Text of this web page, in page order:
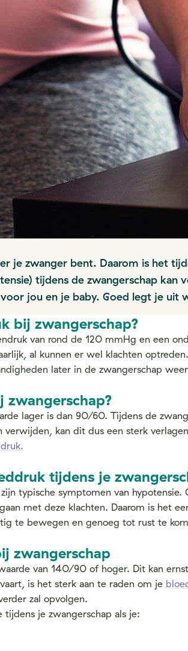
je zwanger bent. Daarom is het
tijdens de zwangerschap
jou en je baby. Goed legt je uit
bij zwangerschap?
van rond de 120 mmHg en een
al kunnen er wel klachten
later in de zwangerschap
lager is dan 90/60. Tijdens de
verwijden, kan dit dus een sterk
tijdens je
typische symptomen van
met deze klachten. Daarom is het
te bewegen en genoeg tot rust te
zwangerschap
van 140/90 of hoger. Dit kan
is het sterk aan te raden om je
zal opvolgen.
je zwangerschap als je: